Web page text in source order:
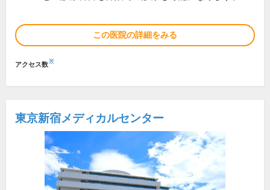
この医院の詳細をみる
アクセス数※
東京新宿メディカルセンター